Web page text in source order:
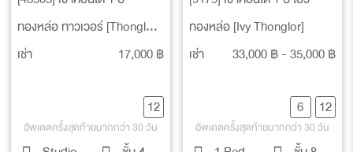
ทองหล่อ ทาวเวอร์ [Thonglor
Tower]
เช่า 17,000 ฿
12
อัพเดตครั้งสุดท้ายมากกว่า 30 วัน
ทองหล่อ [Ivy Thonglor]
เช่า
33,000 ฿ - 35,000 ฿
6 12
อัพเดตครั้งสุดท้ายมากกว่า 30 วัน